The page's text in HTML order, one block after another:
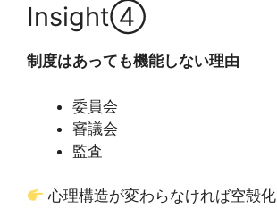
Insight④
制度はあっても機能しない理由
委員会
審議会
監査
心理構造が変わらなければ空殻化